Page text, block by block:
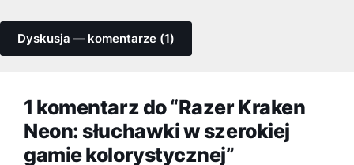
Dyskusja — komentarze (1)
1 komentarz do “Razer Kraken
Neon: słuchawki w szerokiej
gamie kolorystycznej”